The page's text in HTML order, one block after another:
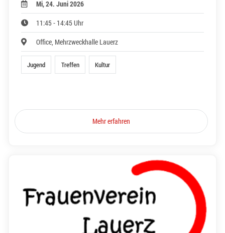
Mi, 24. Juni 2026
11:45 - 14:45 Uhr
Office, Mehrzweckhalle Lauerz
Jugend Treffen Kultur
Mehr erfahren